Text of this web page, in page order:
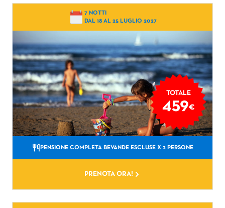
7 NOTTI
DAL 18 AL 25 LUGLIO 2027
TOTALE
459€
PENSIONE COMPLETA BEVANDE ESCLUSE X 2 PERSONE
PRENOTA ORA!